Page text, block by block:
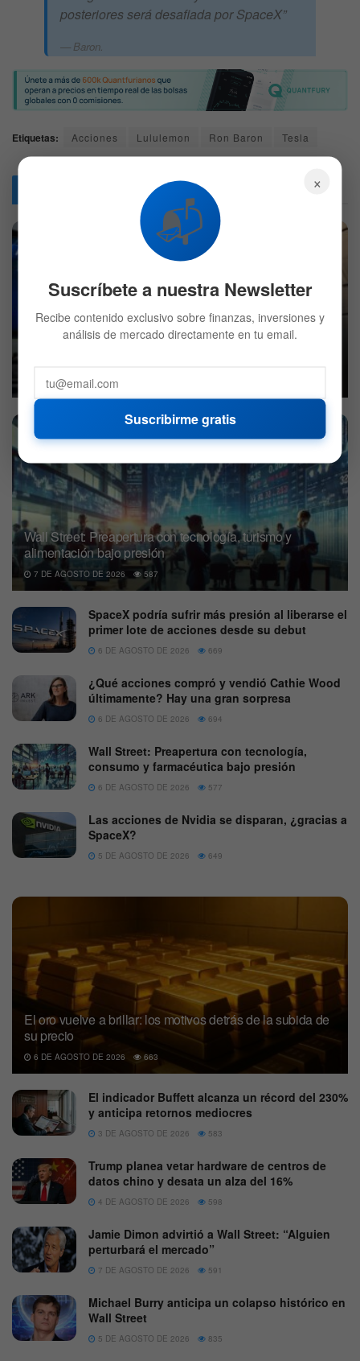
posteriores será desafiada por SpaceX”
Baron.
Etiquetas: Acciones Lululemon Ron Baron Tesla
Relacionados
JPMorgan añade esta acción de valor ‘no querida’ a su
8 DE AGOSTO DE 2026
Wall Street: Preapertura con tecnología, turismo y
alimentación bajo presión
7 DE AGOSTO DE 2026 587
SpaceX podría sufrir más presión al liberarse el
primer lote de acciones desde su debut
6 DE AGOSTO DE 2026 669
¿Qué acciones compró y vendió Cathie Wood
últimamente? Hay una gran sorpresa
6 DE AGOSTO DE 2026 694
Wall Street: Preapertura con tecnología,
consumo y farmacéutica bajo presión
6 DE AGOSTO DE 2026 577
Las acciones de Nvidia se disparan, ¿gracias a
SpaceX?
5 DE AGOSTO DE 2026 649
El oro vuelve a brillar: los motivos detrás de la subida de
su precio
6 DE AGOSTO DE 2026 663
El indicador Buffett alcanza un récord del 230%
y anticipa retornos mediocres
3 DE AGOSTO DE 2026 583
Trump planea vetar hardware de centros de
datos chino y desata un alza del 16%
4 DE AGOSTO DE 2026 598
Jamie Dimon advirtió a Wall Street: “Alguien
perturbará el mercado”
7 DE AGOSTO DE 2026 591
Michael Burry anticipa un colapso histórico en
Wall Street
5 DE AGOSTO DE 2026 835
×
📬
Suscríbete a nuestra Newsletter
Recibe contenido exclusivo sobre finanzas, inversiones y
análisis de mercado directamente en tu email.
Suscribirme gratis